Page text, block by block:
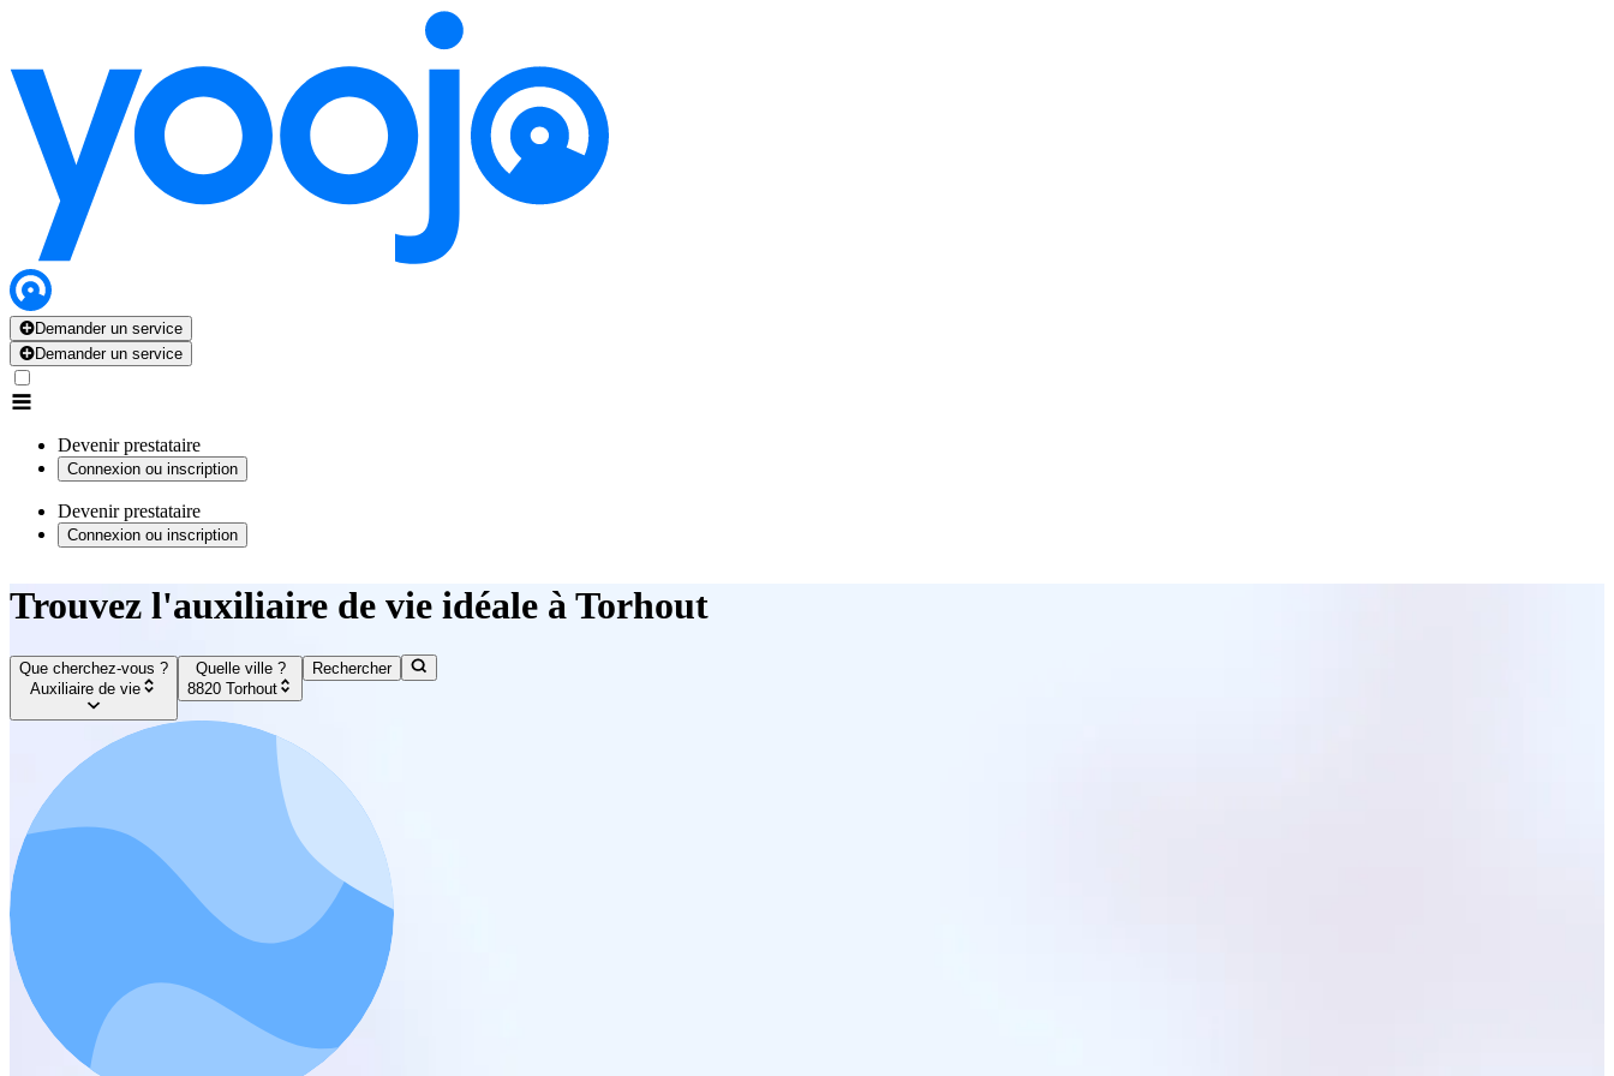
Demander un service
Demander un service
Devenir prestataire
Connexion ou inscription
Devenir prestataire
Connexion ou inscription
Trouvez l'auxiliaire de vie idéale à Torhout
Que cherchez-vous ?
Auxiliaire de vie
Quelle ville ?
8820 Torhout
Rechercher